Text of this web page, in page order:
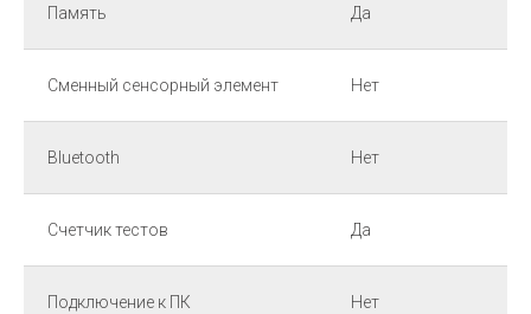
Память Да
Сменный сенсорный элемент Нет
Bluetooth Нет
Счетчик тестов Да
Подключение к ПК Нет